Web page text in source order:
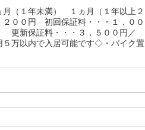
年未満） １ヵ月（１年以上２
００円 初回保証料・・・１，００
更新保証料・・・３，５００円／
万以内で入居可能です◇・バイク置